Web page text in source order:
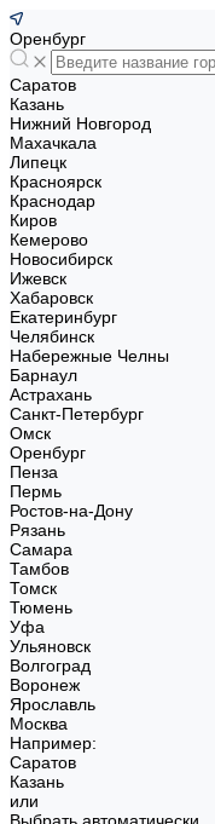
Оренбург
Саратов
Казань
Нижний Новгород
Махачкала
Липецк
Красноярск
Краснодар
Киров
Кемерово
Новосибирск
Ижевск
Хабаровск
Екатеринбург
Челябинск
Набережные Челны
Барнаул
Астрахань
Санкт-Петербург
Омск
Оренбург
Пенза
Пермь
Ростов-на-Дону
Рязань
Самара
Тамбов
Томск
Тюмень
Уфа
Ульяновск
Волгоград
Воронеж
Ярославль
Москва
Например:
Саратов
Казань
или